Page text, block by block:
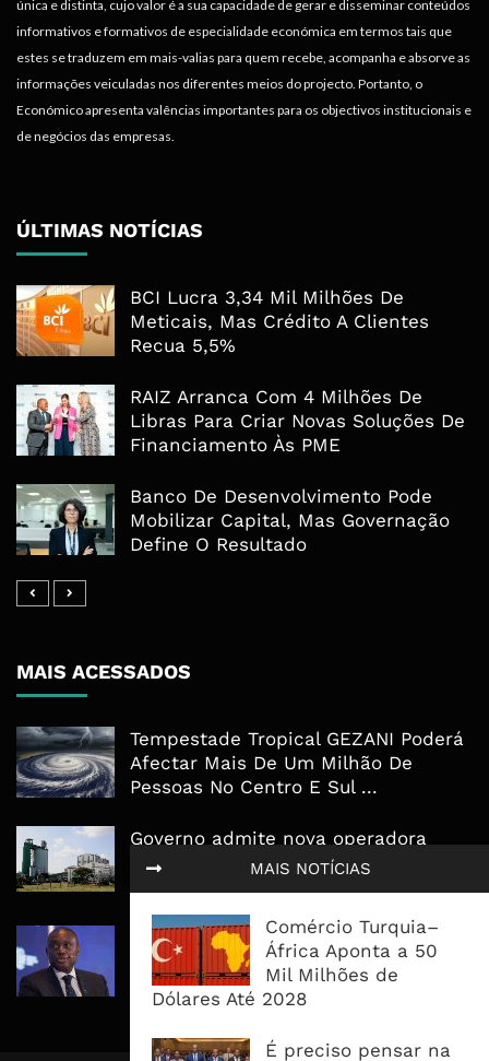
MAIS NOTÍCIAS
Comércio Turquia–
África Aponta a 50
Mil Milhões de
Dólares Até 2028
É preciso pensar na
única e distinta, cujo valor é a sua capacidade de gerar e disseminar conteúdos
informativos e formativos de especialidade económica em termos tais que
estes se traduzem em mais-valias para quem recebe, acompanha e absorve as
informações veiculadas nos diferentes meios do projecto. Portanto, o
Económico apresenta valências importantes para os objectivos institucionais e
de negócios das empresas.
ÚLTIMAS NOTÍCIAS
BCI Lucra 3,34 Mil Milhões De
Meticais, Mas Crédito A Clientes
Recua 5,5%
RAIZ Arranca Com 4 Milhões De
Libras Para Criar Novas Soluções De
Financiamento Às PME
Banco De Desenvolvimento Pode
Mobilizar Capital, Mas Governação
Define O Resultado
MAIS ACESSADOS
Tempestade Tropical GEZANI Poderá
Afectar Mais De Um Milhão De
Pessoas No Centro E Sul ...
Governo admite nova operadora
para a Mozal após suspensão das
CEO do Standard Bank pede ao
Governo que “saia do caminho” e
facilite os negócios